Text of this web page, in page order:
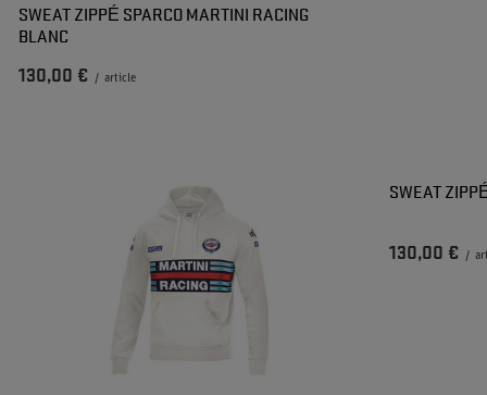
SWEAT ZIPPÉ SPARCO MARTINI RACING
BLANC
130,00 € / article
SWEAT
130,00 € /